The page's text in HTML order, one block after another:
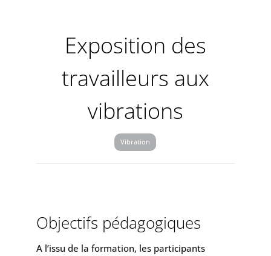
Exposition des
travailleurs aux
vibrations
Vibration
Objectifs pédagogiques
A l’issu de la formation, les participants